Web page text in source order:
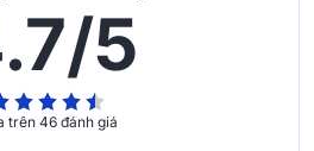
5
trên 46 đánh giá